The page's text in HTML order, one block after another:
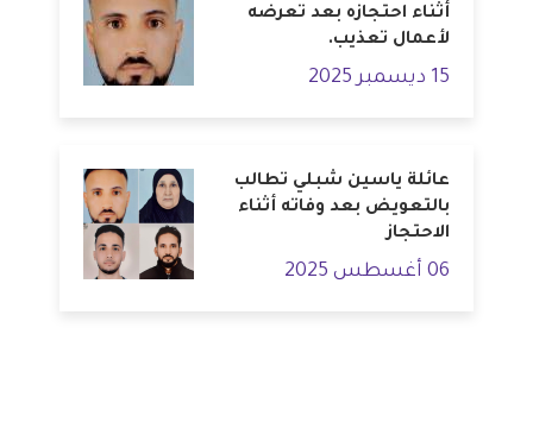
أثناء احتجازه بعد تعرضه
لأعمال تعذيب.
15 ديسمبر 2025
عائلة ياسين شبلي تطالب
بالتعويض بعد وفاته أثناء
الاحتجاز
06 أغسطس 2025